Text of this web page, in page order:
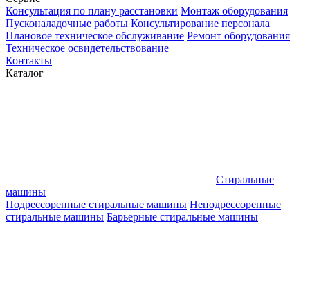
Конcультация по плану расстановки Монтаж оборудования
Пусконаладочные работы Консультирование персонала
Плановое техническое обслуживание Ремонт оборудования
Техническое освидетельствование
Контакты
Каталог
Стиральные
машины
Подрессоренные стиральные машины Неподрессоренные
стиральные машины Барьерные стиральные машины